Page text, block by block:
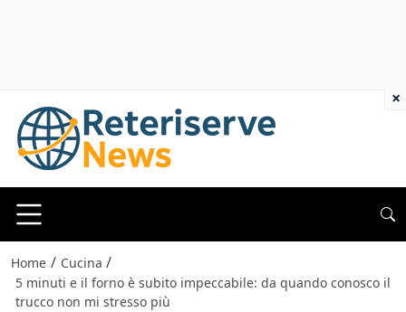
Home / Cucina /
5 minuti e il forno è subito impeccabile: da quando conosco il
trucco non mi stresso più
×